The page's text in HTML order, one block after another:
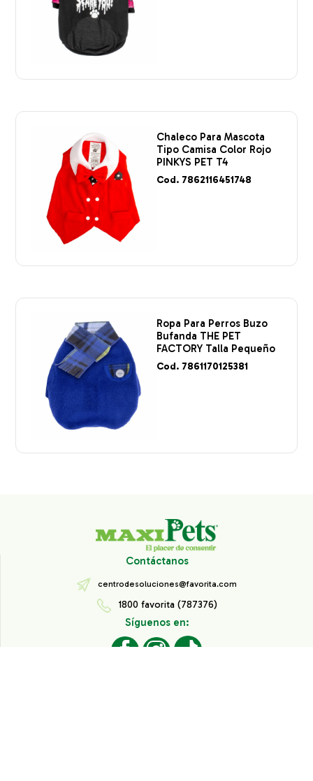
Chaleco Para Mascota
Tipo Camisa Color Rojo
PINKYS PET T4
Cod. 7862116451748
Ropa Para Perros Buzo
Bufanda THE PET
FACTORY Talla Pequeño
Cod. 7861170125381
Contáctanos
centrodesoluciones@favorita.com
1800 favorita (787376)
Síguenos en: